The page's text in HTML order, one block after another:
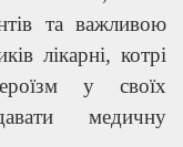
та важливою
лікарні, котрі
у своїх
медичну